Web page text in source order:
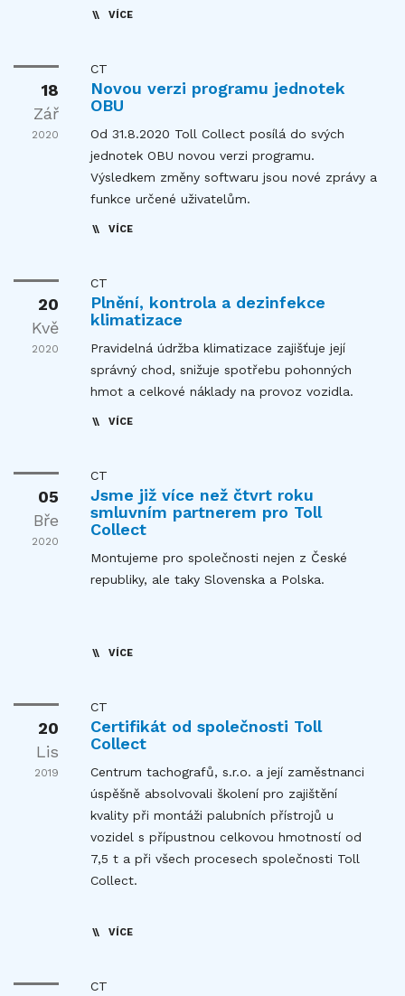
VÍCE
18
Zář
2020
CT
Novou verzi programu jednotek
OBU
Od 31.8.2020 Toll Collect posílá do svých
jednotek OBU novou verzi programu.
Výsledkem změny softwaru jsou nové zprávy a
funkce určené uživatelům.
VÍCE
20
Kvě
2020
CT
Plnění, kontrola a dezinfekce
klimatizace
Pravidelná údržba klimatizace zajišťuje její
správný chod, snižuje spotřebu pohonných
hmot a celkové náklady na provoz vozidla.
VÍCE
05
Bře
2020
CT
Jsme již více než čtvrt roku
smluvním partnerem pro Toll
Collect
Montujeme pro společnosti nejen z České
republiky, ale taky Slovenska a Polska.
VÍCE
20
Lis
2019
CT
Certifikát od společnosti Toll
Collect
Centrum tachografů, s.r.o. a její zaměstnanci
úspěšně absolvovali školení pro zajištění
kvality při montáži palubních přístrojů u
vozidel s přípustnou celkovou hmotností od
7,5 t a při všech procesech společnosti Toll
Collect.
VÍCE
CT